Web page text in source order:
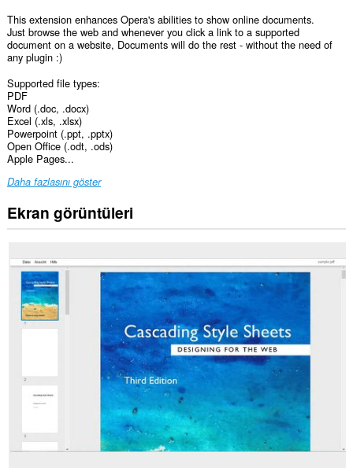
This extension enhances Opera's abilities to show online documents.
Just browse the web and whenever you click a link to a supported
document on a website, Documents will do the rest - without the need of
any plugin :)
Supported file types:
PDF
Word (.doc, .docx)
Excel (.xls, .xlsx)
Powerpoint (.ppt, .pptx)
Open Office (.odt, .ods)
Apple Pages...
Daha fazlasını göster
Ekran görüntüleri